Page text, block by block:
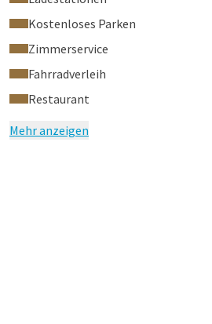
Kostenloses Parken
Zimmerservice
Fahrradverleih
Restaurant
Mehr anzeigen